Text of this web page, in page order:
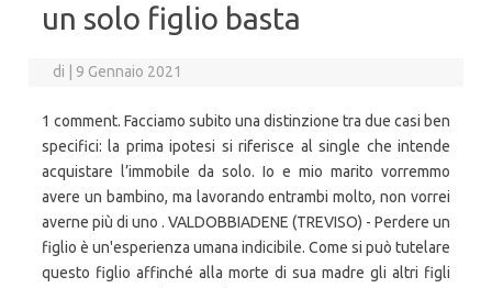
un solo figlio basta
di 9 Gennaio 2021
1 comment. Facciamo subito una distinzione tra due casi ben
specifici: la prima ipotesi si riferisce al single che intende
acquistare l’immobile da solo. Io e mio marito vorremmo
avere un bambino, ma lavorando entrambi molto, non vorrei
averne più di uno . VALDOBBIADENE (TREVISO) - Perdere un
figlio è un'esperienza umana indicibile. Come si può tutelare
questo figlio affinché alla morte di sua madre gli altri figli